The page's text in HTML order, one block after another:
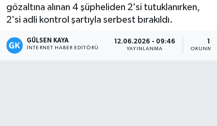
gözaltına alınan 4 şüpheliden 2'si tutuklanırken,
2'si adli kontrol şartıyla serbest bırakıldı.
GÜLSEN KAYA
İNTERNET HABER EDITÖRÜ
12.06.2026 - 09:46
YAYINLANMA OKUNMA
Magazin